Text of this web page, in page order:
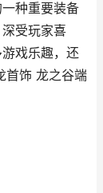
种重要装备
受玩家喜
戏乐趣，还
首饰 龙之谷端